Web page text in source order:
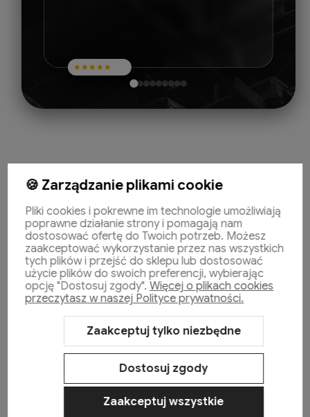
★★★★★
Pomoc
Moje konto
Płatności i dostawa
Informacje
🍪 Zarządzanie plikami cookie
Pliki cookies i pokrewne im technologie umożliwiają
poprawne działanie strony i pomagają nam
dostosować ofertę do Twoich potrzeb. Możesz
zaakceptować wykorzystanie przez nas wszystkich
tych plików i przejść do sklepu lub dostosować
użycie plików do swoich preferencji, wybierając
opcję "Dostosuj zgody". Więcej o plikach cookies
przeczytasz w naszej Polityce prywatności.
Zaakceptuj tylko niezbędne
Dostosuj zgody
Zaakceptuj wszystkie